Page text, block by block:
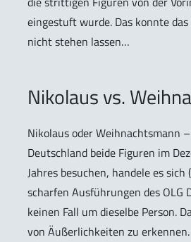
eingestuft wurde. Das konnte das
nicht stehen lassen…
Nikolaus vs.
Nikolaus oder Weihnachtsmann
Deutschland beide Figuren im
Jahres besuchen, handele es
scharfen Ausführungen des OLG
keinen Fall um dieselbe Person.
von Äußerlichkeiten zu